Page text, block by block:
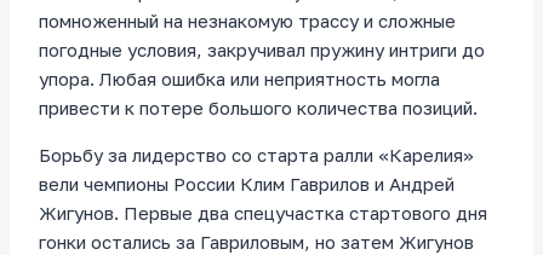
помноженный на незнакомую трассу и сложные
погодные условия, закручивал пружину интриги до
упора. Любая ошибка или неприятность могла
привести к потере большого количества позиций.
Борьбу за лидерство со старта ралли «Карелия»
вели чемпионы России Клим Гаврилов и Андрей
Жигунов. Первые два спецучастка стартового дня
гонки остались за Гавриловым, но затем Жигунов